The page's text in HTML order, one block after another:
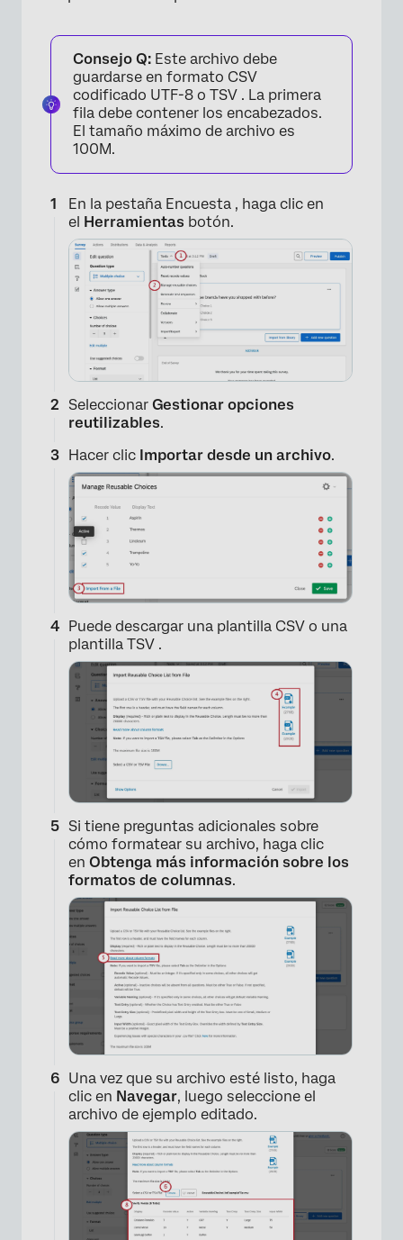
Consejo Q: Este archivo debe
guardarse en formato CSV
codificado UTF-8 o TSV . La primera
fila debe contener los encabezados.
El tamaño máximo de archivo es
100M.
En la pestaña Encuesta , haga clic en
el Herramientas botón.
×
Seleccionar Gestionar opciones
reutilizables.
Hacer clic Importar desde un archivo.
Puede descargar una plantilla CSV o una
plantilla TSV .
Si tiene preguntas adicionales sobre
cómo formatear su archivo, haga clic
en Obtenga más información sobre los
formatos de columnas.
Una vez que su archivo esté listo, haga
clic en Navegar, luego seleccione el
archivo de ejemplo editado.